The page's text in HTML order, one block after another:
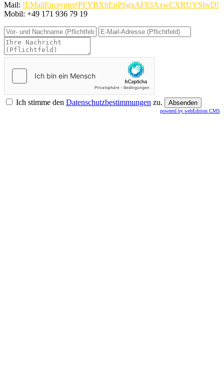
Mail: !EMailEncrypter!PFYBXhEpPSgxAF83AxwCXRUYSlwD!
Mobil: +49 171 936 79 19
Ich stimme den Datenschutzbestimmungen zu.
powered by webEdition CMS